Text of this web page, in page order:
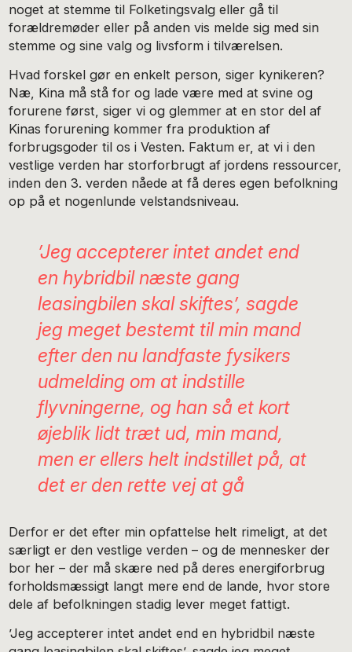
noget at stemme til Folketingsvalg eller gå til
forældremøder eller på anden vis melde sig med sin
stemme og sine valg og livsform i tilværelsen.
Hvad forskel gør en enkelt person, siger kynikeren?
Næ, Kina må stå for og lade være med at svine og
forurene først, siger vi og glemmer at en stor del af
Kinas forurening kommer fra produktion af
forbrugsgoder til os i Vesten. Faktum er, at vi i den
vestlige verden har storforbrugt af jordens ressourcer,
inden den 3. verden nåede at få deres egen befolkning
op på et nogenlunde velstandsniveau.
’Jeg accepterer intet andet end
en hybridbil næste gang
leasingbilen skal skiftes’, sagde
jeg meget bestemt til min mand
efter den nu landfaste fysikers
udmelding om at indstille
flyvningerne, og han så et kort
øjeblik lidt træt ud, min mand,
men er ellers helt indstillet på, at
det er den rette vej at gå
Derfor er det efter min opfattelse helt rimeligt, at det
særligt er den vestlige verden – og de mennesker der
bor her – der må skære ned på deres energiforbrug
forholdsmæssigt langt mere end de lande, hvor store
dele af befolkningen stadig lever meget fattigt.
’Jeg accepterer intet andet end en hybridbil næste